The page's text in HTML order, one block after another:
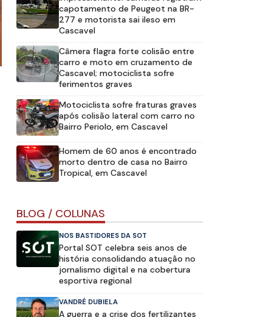
capotamento de Peugeot na BR-
277 e motorista sai ileso em
Cascavel
Câmera flagra forte colisão entre
carro e moto em cruzamento de
Cascavel; motociclista sofre
ferimentos graves
Motociclista sofre fraturas graves
após colisão lateral com carro no
Bairro Periolo, em Cascavel
Homem de 60 anos é encontrado
morto dentro de casa no Bairro
Tropical, em Cascavel
BLOG / COLUNAS
NOS BASTIDORES DA SOT
Portal SOT celebra seis anos de
história consolidando atuação no
jornalismo digital e na cobertura
esportiva regional
VANDRÉ DUBIELA
A guerra e a crise dos fertilizantes